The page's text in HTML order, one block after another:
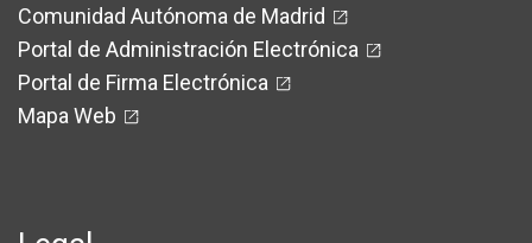
Comunidad Autónoma de Madrid
Portal de Administración Electrónica
Portal de Firma Electrónica
Mapa Web